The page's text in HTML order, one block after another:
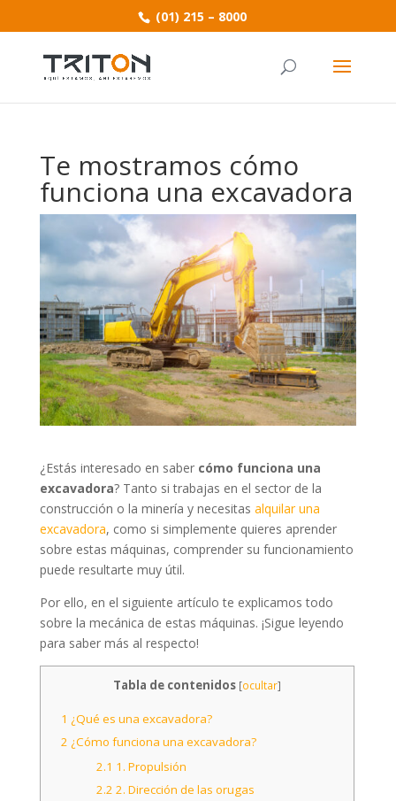
(01) 215 – 8000
Te mostramos cómo
funciona una excavadora
¿Estás interesado en saber cómo funciona una
excavadora? Tanto si trabajas en el sector de la
construcción o la minería y necesitas alquilar una
excavadora, como si simplemente quieres aprender
sobre estas máquinas, comprender su funcionamiento
puede resultarte muy útil.
Por ello, en el siguiente artículo te explicamos todo
sobre la mecánica de estas máquinas. ¡Sigue leyendo
para saber más al respecto!
Tabla de contenidos [ocultar]
1 ¿Qué es una excavadora?
2 ¿Cómo funciona una excavadora?
2.1 1. Propulsión
2.2 2. Dirección de las orugas